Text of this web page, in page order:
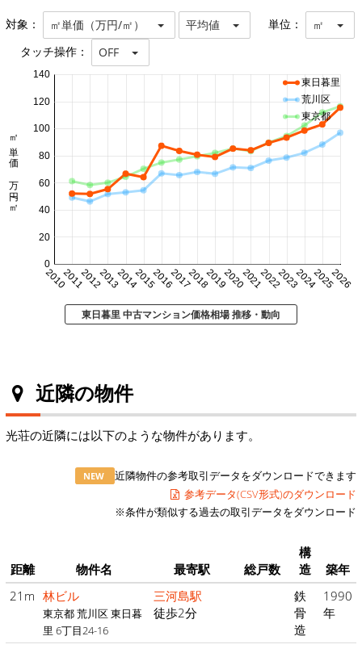
対象： ㎡単価（万円/㎡） 平均値 単位： ㎡
タッチ操作： OFF
20102011201220132014201520162017201820192020202120222023202420252026
0
20
40
60
80
100
120
140
㎡単価 万円/㎡
東日暮里
荒川区
東京都
東日暮里 中古マンション価格相場 推移・動向
近隣の物件
光荘の近隣には以下のような物件があります。
NEW
近隣物件の参考取引データをダウンロードできます
参考データ(CSV形式)のダウンロード
※条件が類似する過去の取引データをダウンロード
距離 物件名 最寄駅 総戸数
構
造
築年
21m 林ビル
東京都 荒川区 東日暮
里 6丁目24-16
三河島駅
徒歩2分
鉄
骨
造
1990
年